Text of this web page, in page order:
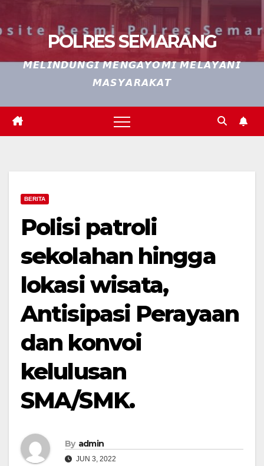
POLRES SEMARANG
𝙈𝙀𝙇𝙄𝙉𝘿𝙐𝙉𝙂𝙄 𝙈𝙀𝙉𝙂𝘼𝙔𝙊𝙈𝙄 𝙈𝙀𝙇𝘼𝙔𝘼𝙉𝙄
𝙈𝘼𝙎𝙔𝘼𝙍𝘼𝙆𝘼𝙏
BERITA
Polisi patroli
sekolahan hingga
lokasi wisata,
Antisipasi Perayaan
dan konvoi
kelulusan
SMA/SMK.
By admin
JUN 3, 2022